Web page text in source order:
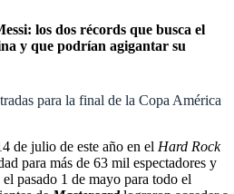
los dos récords que busca el
y que podrían agigantar su
para la final de la Copa América
de julio de este año en el Hard Rock
para más de 63 mil espectadores y
pasado 1 de mayo para todo el